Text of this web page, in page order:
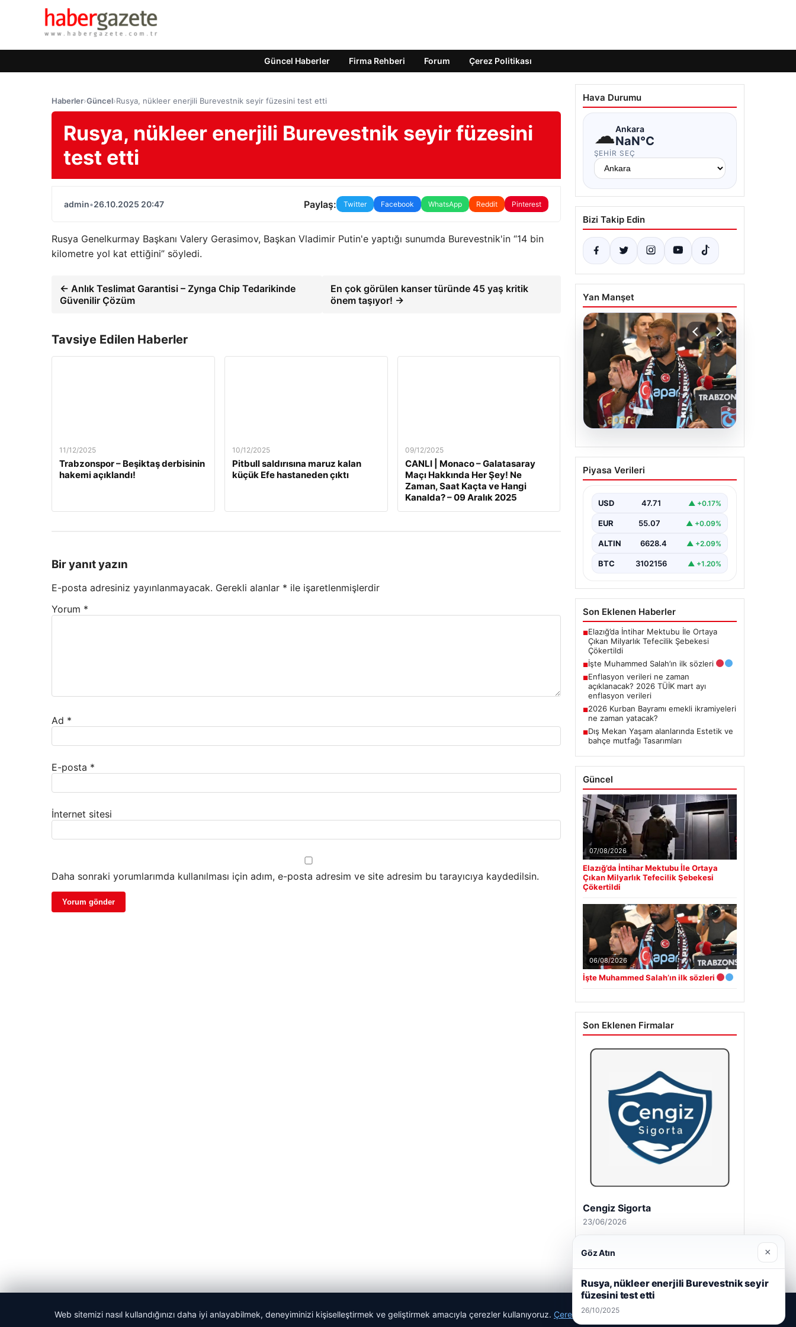
Güncel Haberler Firma Rehberi Forum Çerez Politikası
Haberler›Güncel›Rusya, nükleer enerjili Burevestnik seyir füzesini test etti
Rusya, nükleer enerjili Burevestnik seyir füzesini
test etti
admin•26.10.2025 20:47 Paylaş: Twitter Facebook WhatsApp Reddit Pinterest
Rusya Genelkurmay Başkanı Valery Gerasimov, Başkan Vladimir Putin'e yaptığı sunumda Burevestnik'in “14 bin
kilometre yol kat ettiğini” söyledi.
← Anlık Teslimat Garantisi – Zynga Chip Tedarikinde
Güvenilir Çözüm
En çok görülen kanser türünde 45 yaş kritik
önem taşıyor! →
Tavsiye Edilen Haberler
11/12/2025
Trabzonspor – Beşiktaş derbisinin
hakemi açıklandı!
10/12/2025
Pitbull saldırısına maruz kalan
küçük Efe hastaneden çıktı
09/12/2025
CANLI | Monaco – Galatasaray
Maçı Hakkında Her Şey! Ne
Zaman, Saat Kaçta ve Hangi
Kanalda? – 09 Aralık 2025
Bir yanıt yazın
E-posta adresiniz yayınlanmayacak. Gerekli alanlar * ile işaretlenmişlerdir
Yorum *
Ad *
E-posta *
İnternet sitesi
Daha sonraki yorumlarımda kullanılması için adım, e-posta adresim ve site adresim bu tarayıcıya kaydedilsin.
Hava Durumu
☁Ankara
NaN°C
ŞEHIR SEÇ
Bizi Takip Edin
Yan Manşet
06.08.2026
İşte Muhammed Salah’ın
ilk sözleri
Piyasa Verileri
USD 47.71 ▲ +0.17%
EUR 55.07 ▲ +0.09%
ALTIN 6628.4 ▲ +2.09%
BTC 3102156 ▲ +1.20%
Son Eklenen Haberler
■Elazığ’da İntihar Mektubu İle Ortaya
Çıkan Milyarlık Tefecilik Şebekesi
Çökertildi
■İşte Muhammed Salah’ın ilk sözleri
■Enflasyon verileri ne zaman
açıklanacak? 2026 TÜİK mart ayı
enflasyon verileri
■2026 Kurban Bayramı emekli ikramiyeleri
ne zaman yatacak?
■Dış Mekan Yaşam alanlarında Estetik ve
bahçe mutfağı Tasarımları
Güncel
07/08/2026
Elazığ’da İntihar Mektubu İle Ortaya
Çıkan Milyarlık Tefecilik Şebekesi
Çökertildi
06/08/2026
İşte Muhammed Salah’ın ilk sözleri
Son Eklenen Firmalar
Cengiz Sigorta
23/06/2026
© 2026 Haber Gazete – En Güncel Haberler
Web sitemizi nasıl kullandığınızı daha iyi anlayabilmek, deneyiminizi kişiselleştirmek ve geliştirmek amacıyla çerezler kullanıyoruz. Çerez Politikamız
Göz Atın ×
Rusya, nükleer enerjili Burevestnik seyir
füzesini test etti
26/10/2025